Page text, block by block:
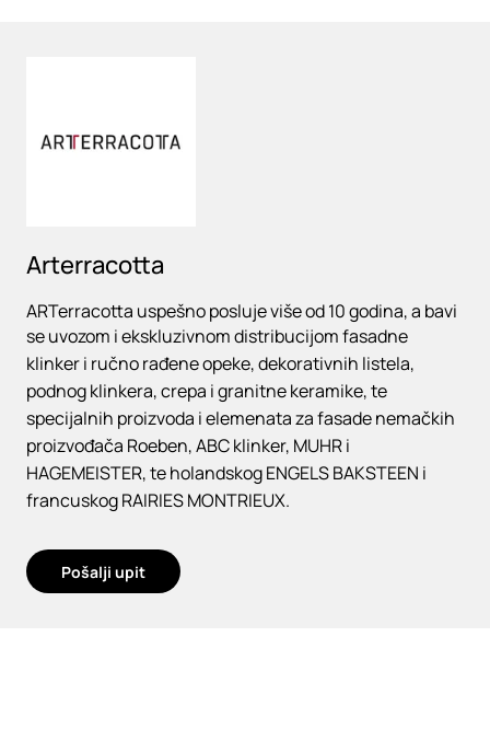
Arterracotta
ARTerracotta uspešno posluje više od 10 godina, a bavi
se uvozom i ekskluzivnom distribucijom fasadne
klinker i ručno rađene opeke, dekorativnih listela,
podnog klinkera, crepa i granitne keramike, te
specijalnih proizvoda i elemenata za fasade nemačkih
proizvođača Roeben, ABC klinker, MUHR i
HAGEMEISTER, te holandskog ENGELS BAKSTEEN i
francuskog RAIRIES MONTRIEUX.
Pošalji upit